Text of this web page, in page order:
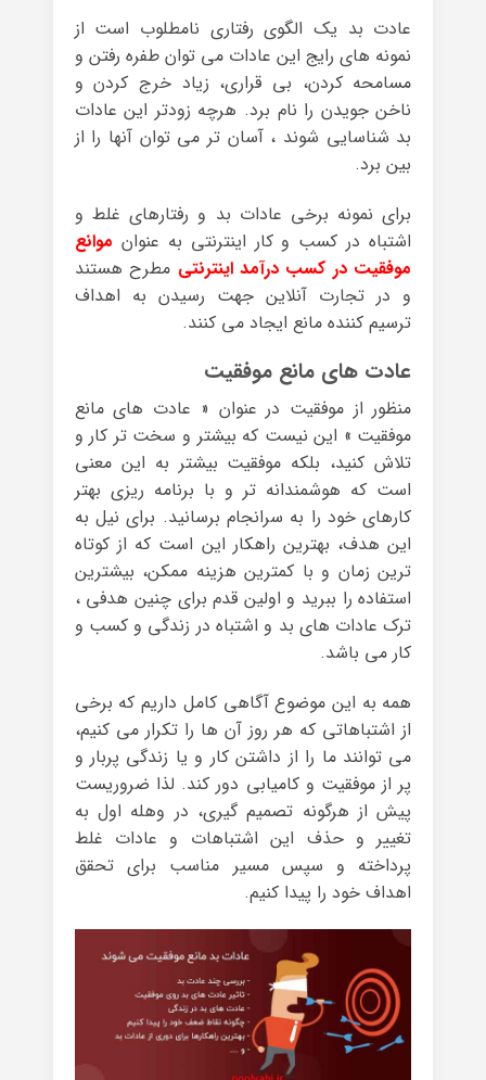
عادت بد یک الگوی رفتاری نامطلوب است از
نمونه های رایج این عادات می توان طفره رفتن و
مسامحه کردن، بی قراری، زیاد خرج کردن و
ناخن جویدن را نام برد. هرچه زودتر این عادات
بد شناسایی شوند ، آسان تر می توان آنها را از
بین برد.
برای نمونه برخی عادات بد و رفتارهای غلط و
اشتباه در کسب و کار اینترنتی به عنوان موانع
موفقیت در کسب درآمد اینترنتی مطرح هستند
و در تجارت آنلاین جهت رسیدن به اهداف
ترسیم کننده مانع ایجاد می کنند.
عادت های مانع موفقیت
منظور از موفقیت در عنوان « عادت های مانع
موفقیت » این نیست که بیشتر و سخت تر کار و
تلاش کنید، بلکه موفقیت بیشتر به این معنی
است که هوشمندانه تر و با برنامه ریزی بهتر
کارهای خود را به سرانجام برسانید. برای نیل به
این هدف، بهترین راهکار این است که از کوتاه
ترین زمان و با کمترین هزینه ممکن، بیشترین
استفاده را ببرید و اولین قدم برای چنین هدفی ،
ترک عادات های بد و اشتباه در زندگی و کسب و
کار می باشد.
همه به این موضوع آگاهی کامل داریم که برخی
از اشتباهاتی که هر روز آن ها را تکرار می کنیم،
می توانند ما را از داشتن کار و یا زندگی پربار و
پر از موفقیت و کامیابی دور کند. لذا ضروریست
پیش از هرگونه تصمیم گیری، در وهله اول به
تغییر و حذف این اشتباهات و عادات غلط
پرداخته و سپس مسیر مناسب برای تحقق
اهداف خود را پیدا کنیم.